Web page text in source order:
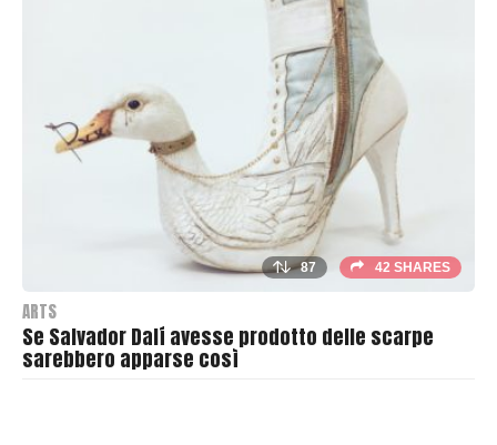
87 42 SHARES
ARTS
Se Salvador Dalí avesse prodotto delle scarpe
sarebbero apparse così